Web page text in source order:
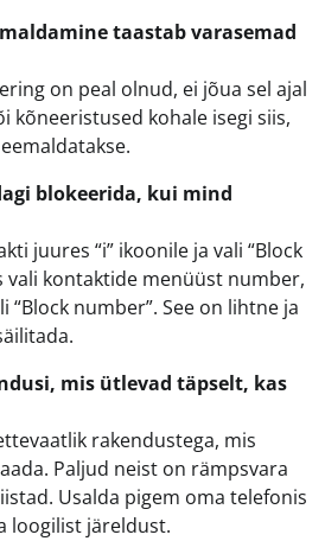
taastab varasemad
on peal olnud, ei jõua sel ajal
kõneeristused kohale isegi siis,
blokeerida, kui mind
juures “i” ikoonile ja vali “Block
vali kontaktide menüüst number,
“Block number”. See on lihtne ja
mis ütlevad täpselt, kas
rakendustega, mis
Paljud neist on rämpsvara
Usalda pigem oma telefonis
loogilist järeldust.